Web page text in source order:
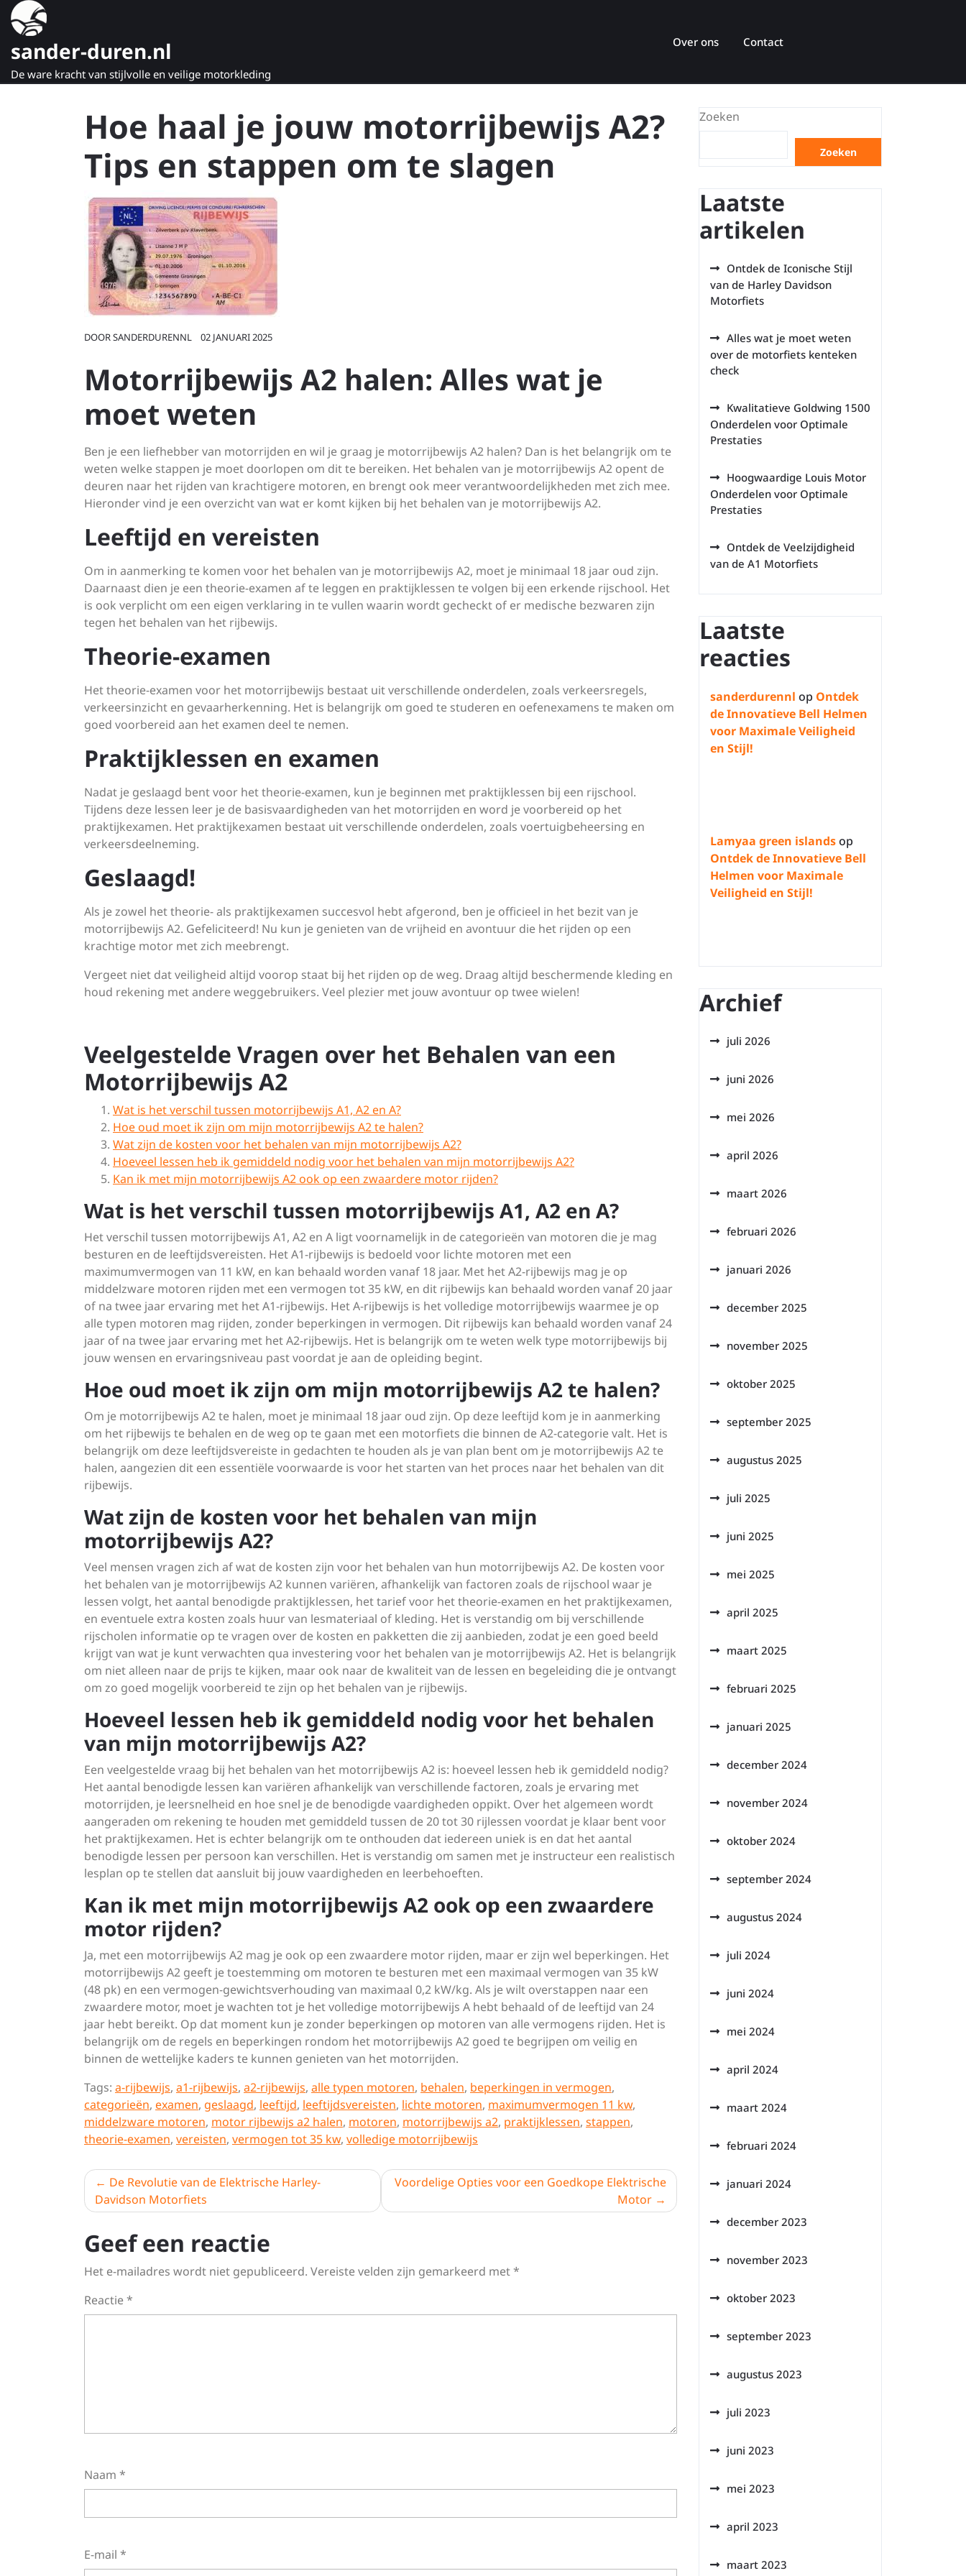
Naar
de
gaansander-duren.nl
De ware kracht van stijlvolle en veilige motorkleding
Over ons Contact
Hoe haal je jouw motorrijbewijs A2?
Tips en stappen om te slagen
DOORSANDERDURENNL 02 JANUARI 2025
Motorrijbewijs A2 halen: Alles wat je
moet weten
Ben je een liefhebber van motorrijden en wil je graag je motorrijbewijs A2 halen? Dan is het belangrijk om te
weten welke stappen je moet doorlopen om dit te bereiken. Het behalen van je motorrijbewijs A2 opent de
deuren naar het rijden van krachtigere motoren, en brengt ook meer verantwoordelijkheden met zich mee.
Hieronder vind je een overzicht van wat er komt kijken bij het behalen van je motorrijbewijs A2.
Leeftijd en vereisten
Om in aanmerking te komen voor het behalen van je motorrijbewijs A2, moet je minimaal 18 jaar oud zijn.
Daarnaast dien je een theorie-examen af te leggen en praktijklessen te volgen bij een erkende rijschool. Het
is ook verplicht om een eigen verklaring in te vullen waarin wordt gecheckt of er medische bezwaren zijn
tegen het behalen van het rijbewijs.
Theorie-examen
Het theorie-examen voor het motorrijbewijs bestaat uit verschillende onderdelen, zoals verkeersregels,
verkeersinzicht en gevaarherkenning. Het is belangrijk om goed te studeren en oefenexamens te maken om
goed voorbereid aan het examen deel te nemen.
Praktijklessen en examen
Nadat je geslaagd bent voor het theorie-examen, kun je beginnen met praktijklessen bij een rijschool.
Tijdens deze lessen leer je de basisvaardigheden van het motorrijden en word je voorbereid op het
praktijkexamen. Het praktijkexamen bestaat uit verschillende onderdelen, zoals voertuigbeheersing en
verkeersdeelneming.
Geslaagd!
Als je zowel het theorie- als praktijkexamen succesvol hebt afgerond, ben je officieel in het bezit van je
motorrijbewijs A2. Gefeliciteerd! Nu kun je genieten van de vrijheid en avontuur die het rijden op een
krachtige motor met zich meebrengt.
Vergeet niet dat veiligheid altijd voorop staat bij het rijden op de weg. Draag altijd beschermende kleding en
houd rekening met andere weggebruikers. Veel plezier met jouw avontuur op twee wielen!
Veelgestelde Vragen over het Behalen van een
Motorrijbewijs A2
Wat is het verschil tussen motorrijbewijs A1, A2 en A?
Hoe oud moet ik zijn om mijn motorrijbewijs A2 te halen?
Wat zijn de kosten voor het behalen van mijn motorrijbewijs A2?
Hoeveel lessen heb ik gemiddeld nodig voor het behalen van mijn motorrijbewijs A2?
Kan ik met mijn motorrijbewijs A2 ook op een zwaardere motor rijden?
Wat is het verschil tussen motorrijbewijs A1, A2 en A?
Het verschil tussen motorrijbewijs A1, A2 en A ligt voornamelijk in de categorieën van motoren die je mag
besturen en de leeftijdsvereisten. Het A1-rijbewijs is bedoeld voor lichte motoren met een
maximumvermogen van 11 kW, en kan behaald worden vanaf 18 jaar. Met het A2-rijbewijs mag je op
middelzware motoren rijden met een vermogen tot 35 kW, en dit rijbewijs kan behaald worden vanaf 20 jaar
of na twee jaar ervaring met het A1-rijbewijs. Het A-rijbewijs is het volledige motorrijbewijs waarmee je op
alle typen motoren mag rijden, zonder beperkingen in vermogen. Dit rijbewijs kan behaald worden vanaf 24
jaar of na twee jaar ervaring met het A2-rijbewijs. Het is belangrijk om te weten welk type motorrijbewijs bij
jouw wensen en ervaringsniveau past voordat je aan de opleiding begint.
Hoe oud moet ik zijn om mijn motorrijbewijs A2 te halen?
Om je motorrijbewijs A2 te halen, moet je minimaal 18 jaar oud zijn. Op deze leeftijd kom je in aanmerking
om het rijbewijs te behalen en de weg op te gaan met een motorfiets die binnen de A2-categorie valt. Het is
belangrijk om deze leeftijdsvereiste in gedachten te houden als je van plan bent om je motorrijbewijs A2 te
halen, aangezien dit een essentiële voorwaarde is voor het starten van het proces naar het behalen van dit
rijbewijs.
Wat zijn de kosten voor het behalen van mijn
motorrijbewijs A2?
Veel mensen vragen zich af wat de kosten zijn voor het behalen van hun motorrijbewijs A2. De kosten voor
het behalen van je motorrijbewijs A2 kunnen variëren, afhankelijk van factoren zoals de rijschool waar je
lessen volgt, het aantal benodigde praktijklessen, het tarief voor het theorie-examen en het praktijkexamen,
en eventuele extra kosten zoals huur van lesmateriaal of kleding. Het is verstandig om bij verschillende
rijscholen informatie op te vragen over de kosten en pakketten die zij aanbieden, zodat je een goed beeld
krijgt van wat je kunt verwachten qua investering voor het behalen van je motorrijbewijs A2. Het is belangrijk
om niet alleen naar de prijs te kijken, maar ook naar de kwaliteit van de lessen en begeleiding die je ontvangt
om zo goed mogelijk voorbereid te zijn op het behalen van je rijbewijs.
Hoeveel lessen heb ik gemiddeld nodig voor het behalen
van mijn motorrijbewijs A2?
Een veelgestelde vraag bij het behalen van het motorrijbewijs A2 is: hoeveel lessen heb ik gemiddeld nodig?
Het aantal benodigde lessen kan variëren afhankelijk van verschillende factoren, zoals je ervaring met
motorrijden, je leersnelheid en hoe snel je de benodigde vaardigheden oppikt. Over het algemeen wordt
aangeraden om rekening te houden met gemiddeld tussen de 20 tot 30 rijlessen voordat je klaar bent voor
het praktijkexamen. Het is echter belangrijk om te onthouden dat iedereen uniek is en dat het aantal
benodigde lessen per persoon kan verschillen. Het is verstandig om samen met je instructeur een realistisch
lesplan op te stellen dat aansluit bij jouw vaardigheden en leerbehoeften.
Kan ik met mijn motorrijbewijs A2 ook op een zwaardere
motor rijden?
Ja, met een motorrijbewijs A2 mag je ook op een zwaardere motor rijden, maar er zijn wel beperkingen. Het
motorrijbewijs A2 geeft je toestemming om motoren te besturen met een maximaal vermogen van 35 kW
(48 pk) en een vermogen-gewichtsverhouding van maximaal 0,2 kW/kg. Als je wilt overstappen naar een
zwaardere motor, moet je wachten tot je het volledige motorrijbewijs A hebt behaald of de leeftijd van 24
jaar hebt bereikt. Op dat moment kun je zonder beperkingen op motoren van alle vermogens rijden. Het is
belangrijk om de regels en beperkingen rondom het motorrijbewijs A2 goed te begrijpen om veilig en
binnen de wettelijke kaders te kunnen genieten van het motorrijden.
Tags: a-rijbewijs, a1-rijbewijs, a2-rijbewijs, alle typen motoren, behalen, beperkingen in vermogen,
categorieën, examen, geslaagd, leeftijd, leeftijdsvereisten, lichte motoren, maximumvermogen 11 kw,
middelzware motoren, motor rijbewijs a2 halen, motoren, motorrijbewijs a2, praktijklessen, stappen,
theorie-examen, vereisten, vermogen tot 35 kw, volledige motorrijbewijs
Berichtnavigatie
De Revolutie van de Elektrische Harley-
Davidson Motorfiets
Voordelige Opties voor een Goedkope Elektrische
Motor
Geef een reactie
Het e-mailadres wordt niet gepubliceerd. Vereiste velden zijn gemarkeerd met*
Reactie*
Naam *
E-mail *
Zoeken
Zoeken
Laatste
artikelen
Ontdek de Iconische Stijl
van de Harley Davidson
Motorfiets
Alles wat je moet weten
over de motorfiets kenteken
check
Kwalitatieve Goldwing 1500
Onderdelen voor Optimale
Prestaties
Hoogwaardige Louis Motor
Onderdelen voor Optimale
Prestaties
Ontdek de Veelzijdigheid
van de A1 Motorfiets
Laatste
reacties
sanderdurennl op Ontdek
de Innovatieve Bell Helmen
voor Maximale Veiligheid
en Stijl!
Lamyaa green islandsop
Ontdek de Innovatieve Bell
Helmen voor Maximale
Veiligheid en Stijl!
Archief
juli 2026
juni 2026
mei 2026
april 2026
maart 2026
februari 2026
januari 2026
december 2025
november 2025
oktober 2025
september 2025
augustus 2025
juli 2025
juni 2025
mei 2025
april 2025
maart 2025
februari 2025
januari 2025
december 2024
november 2024
oktober 2024
september 2024
augustus 2024
juli 2024
juni 2024
mei 2024
april 2024
maart 2024
februari 2024
januari 2024
december 2023
november 2023
oktober 2023
september 2023
augustus 2023
juli 2023
juni 2023
mei 2023
april 2023
maart 2023